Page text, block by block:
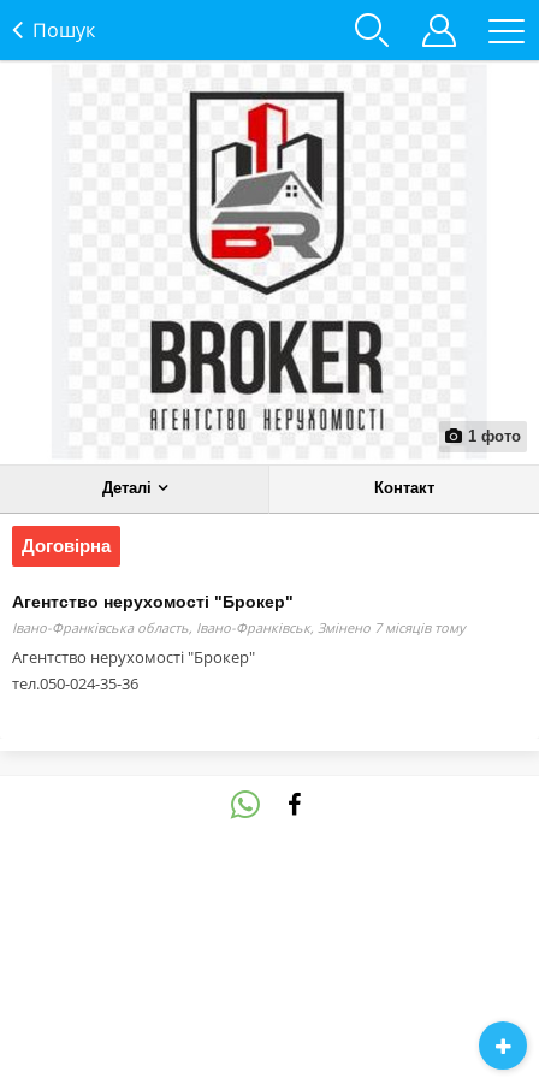
Пошук
1 фото
Деталі Контакт
Договірна
Агентство нерухомості "Брокер"
Івано-Франківська область, Івано-Франківськ, Змінено 7 місяців тому
Агентство нерухомості "Брокер"
тел.050-024-35-36